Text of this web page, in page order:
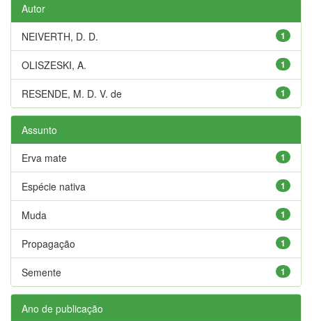
Autor
1
NEIVERTH, D. D.
1
OLISZESKI, A.
1
RESENDE, M. D. V. de
Assunto
1
Erva mate
1
Espécie nativa
1
Muda
1
Propagação
1
Semente
Ano de publicação